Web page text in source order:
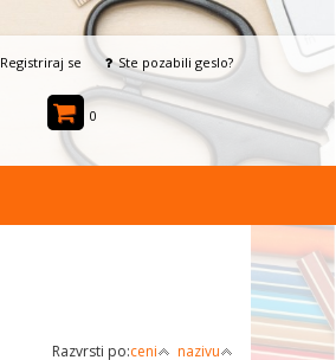
Registriraj se Ste pozabili geslo?
0
Razvrsti po:ceni nazivu